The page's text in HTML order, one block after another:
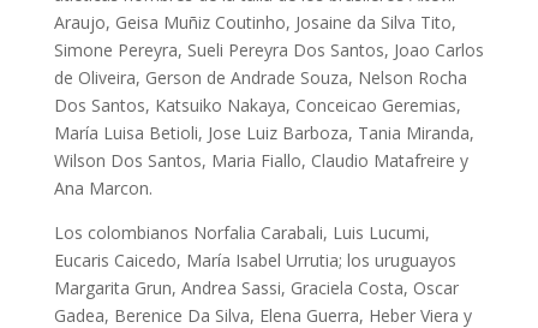
Araujo, Geisa Muñiz Coutinho, Josaine da Silva Tito,
Simone Pereyra, Sueli Pereyra Dos Santos, Joao Carlos
de Oliveira, Gerson de Andrade Souza, Nelson Rocha
Dos Santos, Katsuiko Nakaya, Conceicao Geremias,
María Luisa Betioli, Jose Luiz Barboza, Tania Miranda,
Wilson Dos Santos, Maria Fiallo, Claudio Matafreire y
Ana Marcon.
Los colombianos Norfalia Carabali, Luis Lucumi,
Eucaris Caicedo, María Isabel Urrutia; los uruguayos
Margarita Grun, Andrea Sassi, Graciela Costa, Oscar
Gadea, Berenice Da Silva, Elena Guerra, Heber Viera y